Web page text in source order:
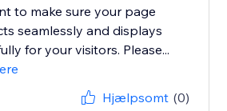
to make sure your page
seamlessly and displays
for your visitors. Please...
Hjælpsomt (0)